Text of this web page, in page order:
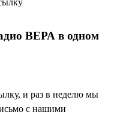
ВЕРА в одном
и раз в неделю мы
с нашими